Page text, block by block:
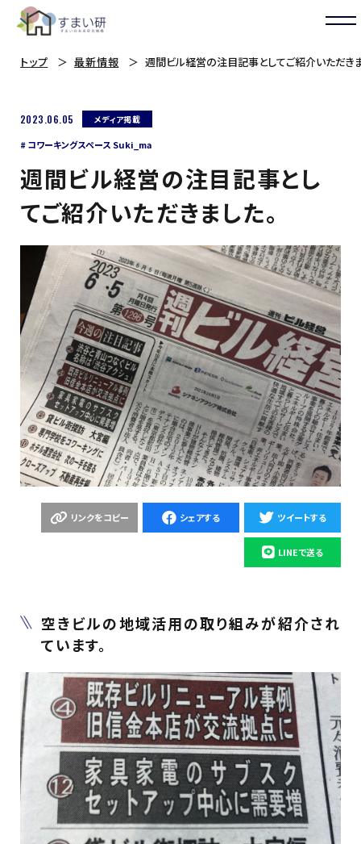
トップ 最新情報 週間ビル経営の注目記事としてご紹介いただき
2023.06.05 メディア掲載
コワーキングスペース Suki_ma
週間ビル経営の注目記事とし
てご紹介いただきました。
リンクをコピー シェアする ツイートする
LINEで送る
空きビルの地域活用の取り組みが紹介され
ています。